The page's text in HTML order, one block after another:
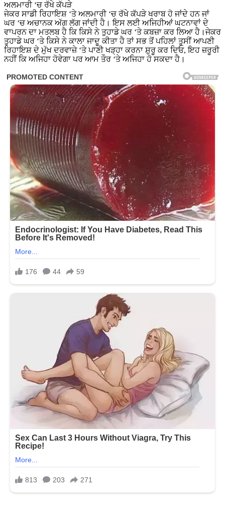
ਅਲਮਾਰੀ ‘ਚ ਰੱਖੇ ਕੱਪੜੇ
ਜੇਕਰ ਸਾਡੀ ਰਿਹਾਇਸ਼ ‘ਤੇ ਅਲਮਾਰੀ ‘ਚ ਰੱਖੇ ਕੱਪੜੇ ਖਰਾਬ ਹੋ ਜਾਂਦੇ ਹਨ ਜਾਂ
ਘਰ ‘ਚ ਅਚਾਨਕ ਅੱਗ ਲੱਗ ਜਾਂਦੀ ਹੈ। ਇਸ ਲਈ ਅਜਿਹੀਆਂ ਘਟਨਾਵਾਂ ਦੇ
ਵਾਪਰਨ ਦਾ ਮਤਲਬ ਹੈ ਕਿ ਕਿਸੇ ਨੇ ਤੁਹਾਡੇ ਘਰ ‘ਤੇ ਕਬਜ਼ਾ ਕਰ ਲਿਆ ਹੈ।ਜੇਕਰ
ਤੁਹਾਡੇ ਘਰ ‘ਤੇ ਕਿਸੇ ਨੇ ਕਾਲਾ ਜਾਦੂ ਕੀਤਾ ਹੈ ਤਾਂ ਸਭ ਤੋਂ ਪਹਿਲਾਂ ਤੁਸੀਂ ਆਪਣੀ
ਰਿਹਾਇਸ਼ ਦੇ ਮੁੱਖ ਦਰਵਾਜ਼ੇ ‘ਤੇ ਪਾਣੀ ਖੜ੍ਹਾ ਕਰਨਾ ਸ਼ੁਰੂ ਕਰ ਦਿਓ, ਇਹ ਜ਼ਰੂਰੀ
ਨਹੀਂ ਕਿ ਅਜਿਹਾ ਹੋਵੇਗਾ ਪਰ ਆਮ ਤੌਰ ‘ਤੇ ਅਜਿਹਾ ਹੋ ਸਕਦਾ ਹੈ।